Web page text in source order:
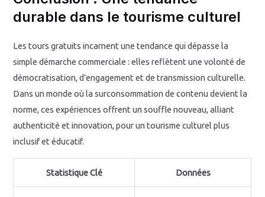
durable dans le tourisme culturel
Les tours gratuits incarnent une tendance qui dépasse la
simple démarche commerciale : elles reflètent une volonté de
démocratisation, d’engagement et de transmission culturelle.
Dans un monde où la surconsommation de contenu devient la
norme, ces expériences offrent un souffle nouveau, alliant
authenticité et innovation, pour un tourisme culturel plus
inclusif et éducatif.
Statistique Clé Données